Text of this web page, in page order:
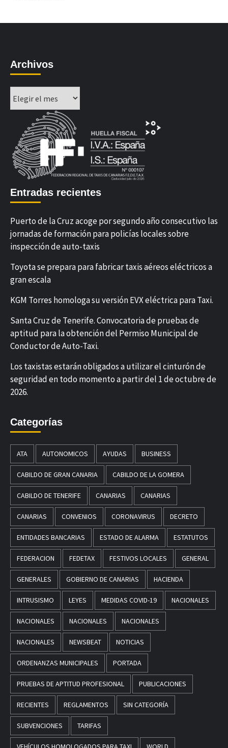
Archivos
Entradas recientes
Puerto de la Cruz acoge por segundo año consecutivo las
jornadas de formación para policías locales sobre
inspección de auto-taxis
Toyota se prepara para fabricar taxis aéreos eléctricos a
gran escala
KGM Torres homologa su versión EVX eléctrica para Taxi.
Santa Cruz de Tenerife. Convocatoria de pruebas de
aptitud para la obtención del Permiso Municipal de
Conductor de Auto-Taxi.
Los taxistas estarán obligados a utilizar el cinturón de
seguridad en todo momento a partir del 1 de octubre de
2026.
Categorías
ATA AUTONOMICOS AYUDAS BUSINESS
CABILDO DE GRAN CANARIA CABILDO DE LA GOMERA
CABILDO DE TENERIFE CANARIAS CANARIAS
CANARIAS CONVENIOS CORONAVIRUS DECRETO
ENTIDADES BANCARIAS ESTADO DE ALARMA ESTATUTOS
FEDERACION FEDETAX FESTIVOS LOCALES GENERAL
GENERALES GOBIERNO DE CANARIAS HACIENDA
INTRUSISMO LEYES MEDIDAS COVID-19 NACIONALES
NACIONALES NACIONALES NACIONALES
NACIONALES NEWSBEAT NOTICIAS
ORDENANZAS MUNICIPALES PORTADA
PRUEBAS DE APTITUD PROFESIONAL PUBLICACIONES
RECIENTES REGLAMENTOS SIN CATEGORÍA
SUBVENCIONES TARIFAS